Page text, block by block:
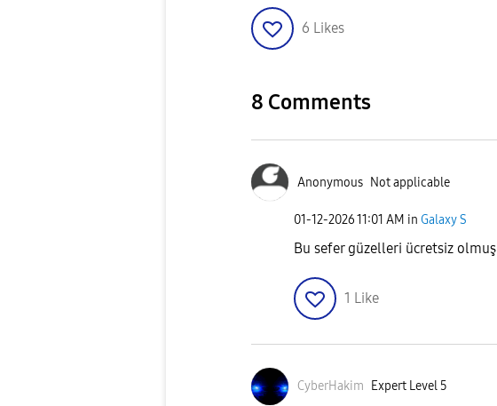
6 Likes
8 Comments
Anonymous Not applicable
‎01-12-202611:01 AM in Galaxy S
Bu sefer güzelleri ücretsiz olmuş
1 Like
CyberHakim Expert Level 5